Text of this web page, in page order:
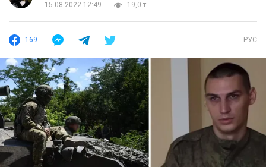
15.08.2022 12:49
19,0 т.
169 РУС